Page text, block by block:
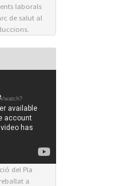
laborals
de salut al
watch?
del Pla
a